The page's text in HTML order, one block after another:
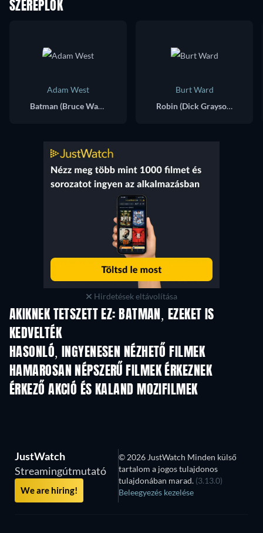
SZEREPLŐK
Adam West
Batman (Bruce Wayne)
Burt Ward
Robin (Dick Grayson)
Hirdetések eltávolítása
AKIKNEK TETSZETT EZ: BATMAN, EZEKET IS
KEDVELTÉK
HASONLÓ, INGYENESEN NÉZHETŐ FILMEK
HAMAROSAN NÉPSZERŰ FILMEK ÉRKEZNEK
ÉRKEZŐ AKCIÓ ÉS KALAND MOZIFILMEK
JustWatch
Streamingútmutató
We are hiring!
© 2026 JustWatch Minden külső
tartalom a jogos tulajdonos
tulajdonában marad. (3.13.0)
Beleegyezés kezelése